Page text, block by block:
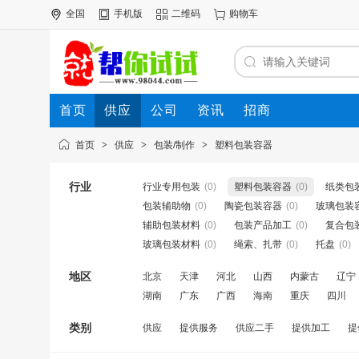
全国 手机版 二维码 购物车
首页 供应 公司 资讯 招商
首页 > 供应 > 包装/制作 > 塑料包装容器
行业 行业专用包装 (0) 塑料包装容器 (0)
纸类包
包装辅助物 (0) 陶瓷包装容器 (0)
玻璃包装
辅助包装材料 (0) 包装产品加工 (0)
复合包
玻璃包装材料 (0) 绳索、扎带 (0) 托盘 (0)
地区 北京 天津 河北 山西 内蒙古
辽宁
湖南
广东 广西 海南 重庆 四川
类别 供应 提供服务 供应二手 提供加工